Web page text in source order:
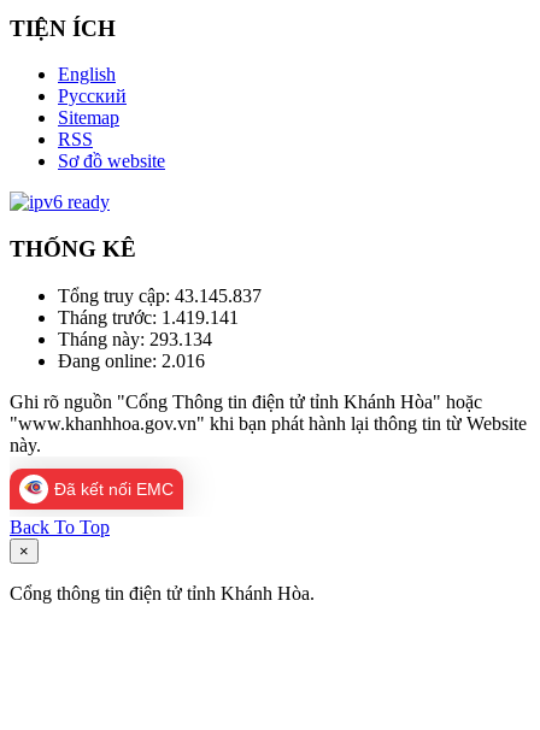
TIỆN ÍCH
English
Русский
Sitemap
RSS
Sơ đồ website
THỐNG KÊ
Tổng truy cập: 43.145.837
Tháng trước: 1.419.141
Tháng này: 293.134
Đang online: 2.016
Ghi rõ nguồn "Cổng Thông tin điện tử tỉnh Khánh Hòa" hoặc
"www.khanhhoa.gov.vn" khi bạn phát hành lại thông tin từ Website
này.
Đã kết nối EMC
Back To Top
×
Cổng thông tin điện tử tỉnh Khánh Hòa.